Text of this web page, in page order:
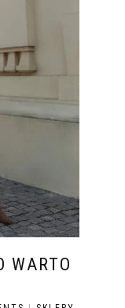
WARTO